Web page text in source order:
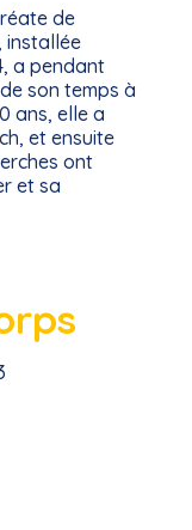
de
installée
a pendant
son temps à
ans, elle a
et ensuite
ont
et sa